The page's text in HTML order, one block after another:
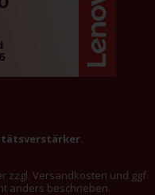
zzgl. Versandkosten und ggf.
anders beschrieben.